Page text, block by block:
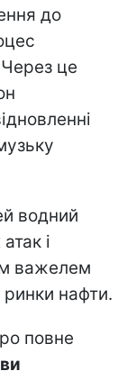
до
це
водний
і
важелем
ринки нафти.
повне